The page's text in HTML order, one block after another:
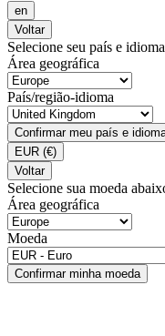
en
Voltar
Selecione seu país e
Área geográfica
País/região-idioma
Confirmar meu país e
EUR (€)
Voltar
Selecione sua moeda
Área geográfica
Moeda
Confirmar minha moeda